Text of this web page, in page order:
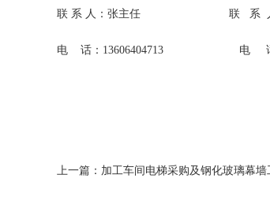
联 系 人：张主任 联 系 人
电 话：13606404713 电 话：
上一篇：加工车间电梯采购及钢化玻璃幕